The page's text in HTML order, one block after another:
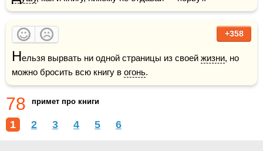
+358
Нельзя вырвать ни одной страницы из своей жизни, но
можно бросить всю книгу в огонь.
78 примет про книги
1 2 3 4 5 6